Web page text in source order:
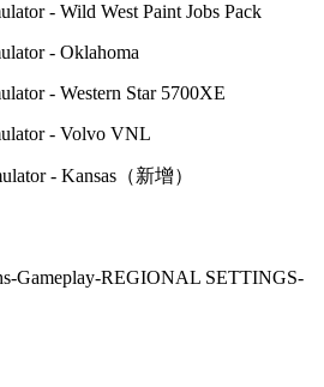
- Wild West Paint Jobs Pack
- Oklahoma
- Western Star 5700XE
- Volvo VNL
- Kansas（新增）
Gameplay-REGIONAL SETTINGS-